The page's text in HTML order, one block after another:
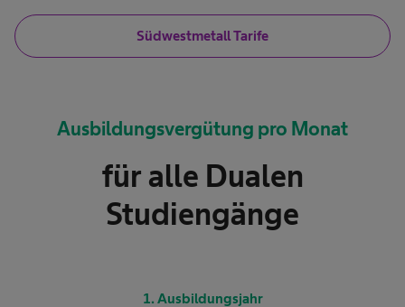
Südwestmetall Tarife
Ausbildungsvergütung pro Monat
für alle Dualen
Studiengänge
1. Ausbildungsjahr